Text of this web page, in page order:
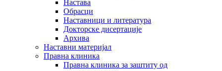
Настава
Обрасци
Наставници и литература
Докторске дисертације
Архива
Наставни материјал
Правна клиника
Правна клиника за заштиту од